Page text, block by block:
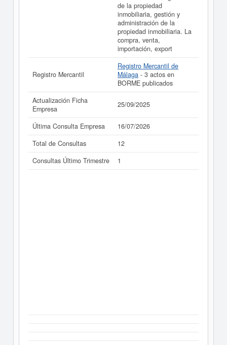
de la propiedad
inmobiliaria, gestión y
administración de la
propiedad inmobiliaria. La
compra, venta,
importación, export
Registro Mercantil
Registro Mercantil de
Málaga - 3 actos en
BORME publicados
Actualización Ficha
Empresa
25/09/2025
Última Consulta Empresa
16/07/2026
Total de Consultas
12
Consultas Último Trimestre
1